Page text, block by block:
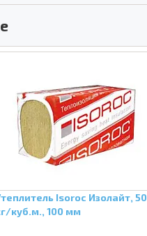
Isoroc Изолайт, 50
куб.м., 100 мм